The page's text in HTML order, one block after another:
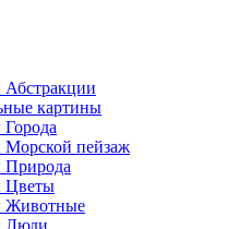
картины
пейзаж
Природа
Цветы
Животные
Люди